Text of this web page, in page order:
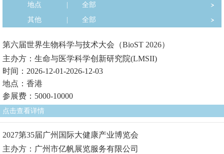
地点
全部
其他
全部
第六届世界生物科学与技术大会（BioST 2026）
主办方：生命与医学科学创新研究院(LMSII)
时间：2026-12-01-2026-12-03
地点：香港
参展费：5000-10000
点击查看详情
2027第35届广州国际大健康产业博览会
主办方：广州市亿帆展览服务有限公司